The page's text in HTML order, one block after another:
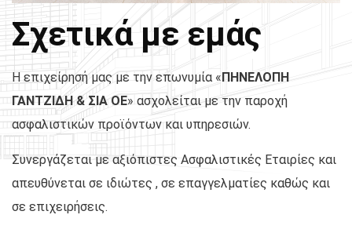
Σχετικά με εμάς
Η επιχείρησή μας με την επωνυμία «ΠΗΝΕΛΟΠΗ
ΓΑΝΤΖΙΔΗ & ΣΙΑ ΟΕ» ασχολείται με την παροχή
ασφαλιστικών προϊόντων και υπηρεσιών.
Συνεργάζεται με αξιόπιστες Ασφαλιστικές Εταιρίες και
απευθύνεται σε ιδιώτες , σε επαγγελματίες καθώς και
σε επιχειρήσεις.